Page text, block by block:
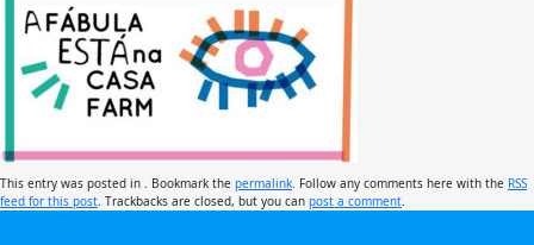
This entry was posted in . Bookmark the permalink . Follow any comments here with the RSS
feed for this post . Trackbacks are closed, but you can post a comment